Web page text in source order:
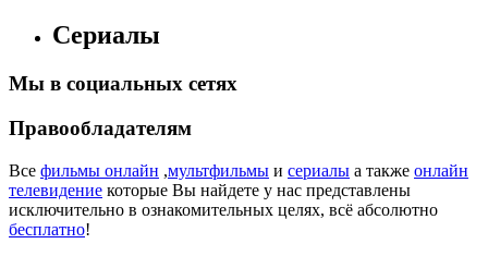
Сериалы
Мы в социальных сетях
Правообладателям
Все фильмы онлайн ,мультфильмы и сериалы а также онлайн
телевидение которые Вы найдете у нас представлены
исключительно в ознакомительных целях, всё абсолютно
бесплатно!